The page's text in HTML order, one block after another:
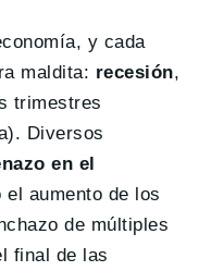
y cada
maldita: recesión,
trimestres
Diversos
en el
el aumento de los
de múltiples
final de las